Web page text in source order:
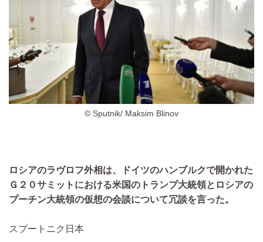
© Sputnik/ Maksim Blinov
ロシアのラヴロフ外相は、ドイツのハンブルクで開かれた
Ｇ２０サミットにおける米国のトランプ大統領とロシアの
プーチン大統領の仮想の会談について冗談を言った。
スプートニク日本